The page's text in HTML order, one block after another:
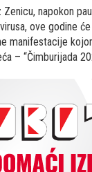
napokon
ove godine
manifestacije
– “Čimburijada